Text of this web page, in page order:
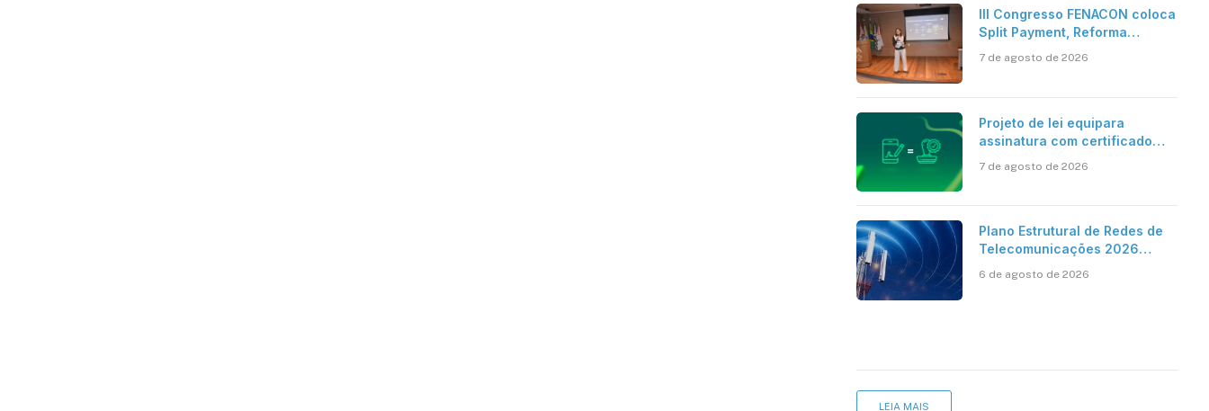
III Congresso FENACON coloca
Split Payment, Reforma
debates
7 de agosto de 2026
Projeto de lei equipara
assinatura com certificado
reconhecimento de firma em
7 de agosto de 2026
Plano Estrutural de Redes de
Telecomunicações 2026
móvel, mas mantém desafio
6 de agosto de 2026
LEIA MAIS